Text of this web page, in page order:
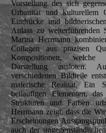
Vorstellung des sich
Urbanität und kulturellem
Eindrücke und
Anlass zu weiterführenden
Marina Herrmann
Collagen aus präzisen
Kompositionen,
Darstellung ausloten.
verschiedenen Bildteile
malerische Realität. Ein
beiläufigen Elementen,
Strukturen und Farben
Herrmann zeigt, dass die
Erscheinungen
auch der